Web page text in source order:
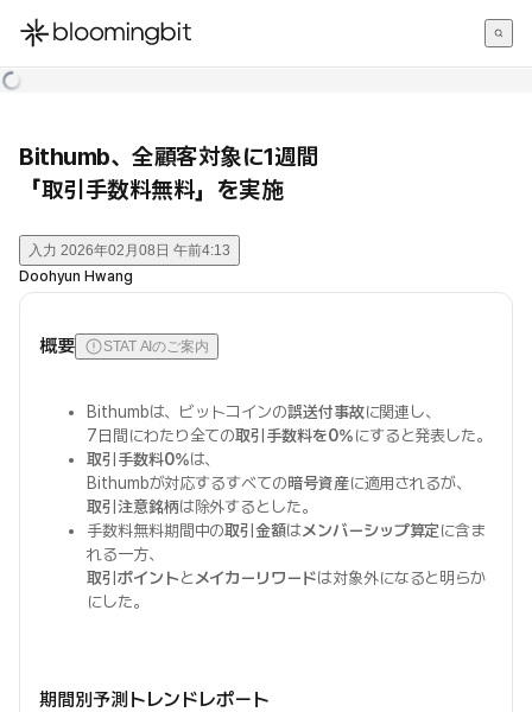
한국어
Bithumb、全顧客対象に1週間
「取引手数料無料」を実施
入力 2026年02月08日 午前4:13
Doohyun Hwang
概要 STAT AIのご案内
Bithumbは、ビットコインの誤送付事故に関連し、
7日間にわたり全ての取引手数料を0%にすると発表した。
取引手数料0%は、
Bithumbが対応するすべての暗号資産に適用されるが、
取引注意銘柄は除外するとした。
手数料無料期間中の取引金額はメンバーシップ算定に含ま
れる一方、
取引ポイントとメイカーリワードは対象外になると明らか
にした。
期間別予測トレンドレポート